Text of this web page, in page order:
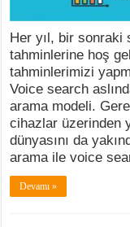
Her yıl, bir sonraki
tahminlerine hoş
tahminlerimizi
Voice search
arama modeli.
cihazlar üzerinden
dünyasını da
arama ile voice
Devamı »